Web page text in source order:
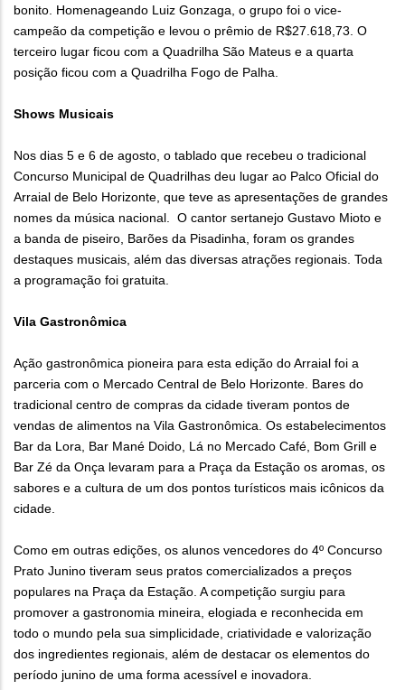
bonito. Homenageando Luiz Gonzaga, o grupo foi o vice-
campeão da competição e levou o prêmio de R$27.618,73. O
terceiro lugar ficou com a Quadrilha São Mateus e a quarta
posição ficou com a Quadrilha Fogo de Palha.
Shows Musicais
Nos dias 5 e 6 de agosto, o tablado que recebeu o tradicional
Concurso Municipal de Quadrilhas deu lugar ao Palco Oficial do
Arraial de Belo Horizonte, que teve as apresentações de grandes
nomes da música nacional. O cantor sertanejo Gustavo Mioto e
a banda de piseiro, Barões da Pisadinha, foram os grandes
destaques musicais, além das diversas atrações regionais. Toda
a programação foi gratuita.
Vila Gastronômica
Ação gastronômica pioneira para esta edição do Arraial foi a
parceria com o Mercado Central de Belo Horizonte. Bares do
tradicional centro de compras da cidade tiveram pontos de
vendas de alimentos na Vila Gastronômica. Os estabelecimentos
Bar da Lora, Bar Mané Doido, Lá no Mercado Café, Bom Grill e
Bar Zé da Onça levaram para a Praça da Estação os aromas, os
sabores e a cultura de um dos pontos turísticos mais icônicos da
cidade.
Como em outras edições, os alunos vencedores do 4º Concurso
Prato Junino tiveram seus pratos comercializados a preços
populares na Praça da Estação. A competição surgiu para
promover a gastronomia mineira, elogiada e reconhecida em
todo o mundo pela sua simplicidade, criatividade e valorização
dos ingredientes regionais, além de destacar os elementos do
período junino de uma forma acessível e inovadora.